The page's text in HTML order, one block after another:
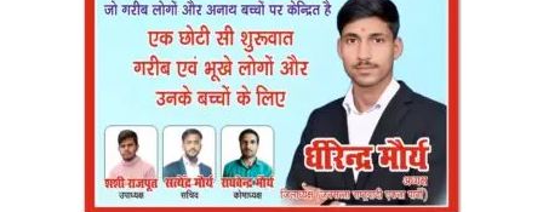
ने
जताया
आपसी
एकजुटता
संकल्प